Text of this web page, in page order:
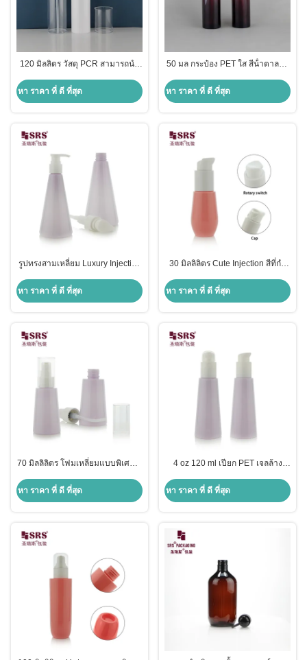
120 มิลลิตร วัสดุ PCR สามารถนํา
โลชั่นปั๊ม ขวด PET แบบราบ
หา ราคา ที่ ดี ที่สุด
50 มล กระป๋อง PET ใส สีน้ําตาลหรู
หา ราคา ที่ ดี ที่สุด
รูปทรงสามเหลี่ยม Luxury Injection
Lotion กระป๋อง PET
หา ราคา ที่ ดี ที่สุด
30 มิลลิลิตร Cute Injection สีที่กํา
Bottom Lotion Pump กระป๋อง PET
สีชมพู
หา ราคา ที่ ดี ที่สุด
70 มิลลิลิตร โฟมเหลี่ยมแบบพิเศษ สี
กระป๋องปั๊ม PET
หา ราคา ที่ ดี ที่สุด
4 oz 120 ml เปียก PET เจลล้าง
หา ราคา ที่ ดี ที่สุด